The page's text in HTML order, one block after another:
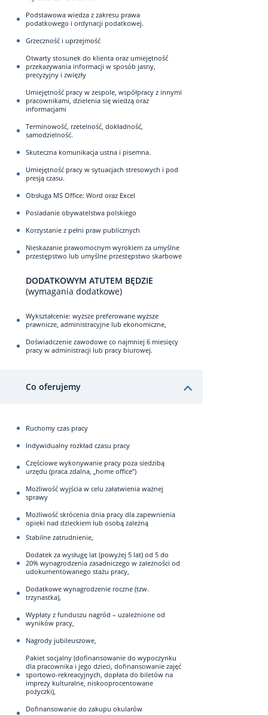
Podstawowa wiedza z zakresu prawa
podatkowego i ordynacji podatkowej.
Grzeczność i uprzejmość
Otwarty stosunek do klienta oraz umiejętność
przekazywania informacji w sposób jasny,
precyzyjny i zwięzły
Umiejętność pracy w zespole, współpracy z innymi
pracownikami, dzielenia się wiedzą oraz
informacjami
Terminowość, rzetelność, dokładność,
samodzielność.
Skuteczna komunikacja ustna i pisemna.
Umiejętność pracy w sytuacjach stresowych i pod
presją czasu.
Obsługa MS Office: Word oraz Excel
Posiadanie obywatelstwa polskiego
Korzystanie z pełni praw publicznych
Nieskazanie prawomocnym wyrokiem za umyślne
przestępstwo lub umyślne przestępstwo skarbowe
DODATKOWYM ATUTEM BĘDZIE
(wymagania dodatkowe)
Wykształcenie: wyższe preferowane wyższe
prawnicze, administracyjne lub ekonomiczne,
Doświadczenie zawodowe co najmniej 6 miesięcy
pracy w administracji lub pracy biurowej.
Co oferujemy
Ruchomy czas pracy
Indywidualny rozkład czasu pracy
Częściowe wykonywanie pracy poza siedzibą
urzędu (praca zdalna, „home office”)
Możliwość wyjścia w celu załatwienia ważnej
sprawy
Możliwość skrócenia dnia pracy dla zapewnienia
opieki nad dzieckiem lub osobą zależną
Stabilne zatrudnienie,
Dodatek za wysługę lat (powyżej 5 lat) od 5 do
20% wynagrodzenia zasadniczego w zależności od
udokumentowanego stażu pracy,
Dodatkowe wynagrodzenie roczne (tzw.
trzynastka),
Wypłaty z funduszu nagród – uzależnione od
wyników pracy,
Nagrody jubileuszowe,
Pakiet socjalny (dofinansowanie do wypoczynku
dla pracownika i jego dzieci, dofinansowanie zajęć
sportowo-rekreacyjnych, dopłata do biletów na
imprezy kulturalne, niskooprocentowane
pożyczki),
Dofinansowanie do zakupu okularów